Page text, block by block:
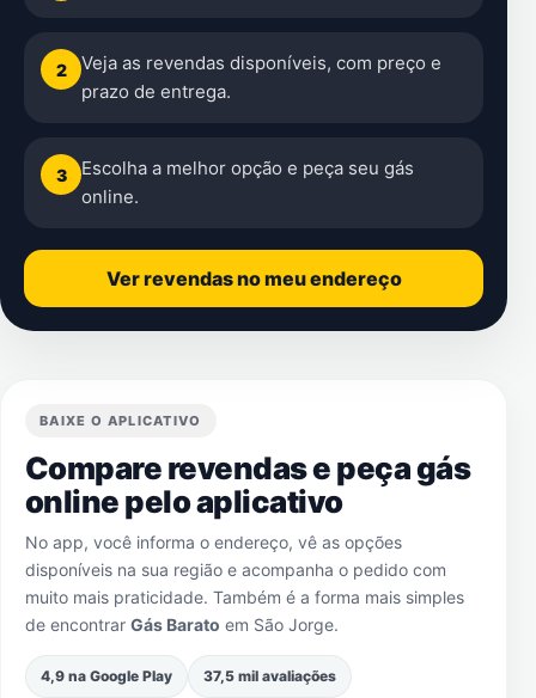
2
Veja as revendas disponíveis, com preço e
prazo de entrega.
3
Escolha a melhor opção e peça seu gás
online.
Ver revendas no meu endereço
BAIXE O APLICATIVO
Compare revendas e peça gás
online pelo aplicativo
No app, você informa o endereço, vê as opções
disponíveis na sua região e acompanha o pedido com
muito mais praticidade. Também é a forma mais simples
de encontrar Gás Barato em São Jorge.
4,9 na Google Play 37,5 mil avaliações